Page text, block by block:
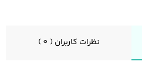
نظرات کاربران ( 0 )